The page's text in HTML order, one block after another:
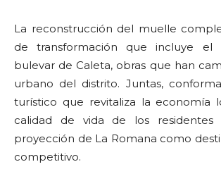
La reconstrucción del muelle
de transformación que incluye
bulevar de Caleta, obras que han
urbano del distrito. Juntas,
turístico que revitaliza la economía
calidad de vida de los
proyección de La Romana como
competitivo.